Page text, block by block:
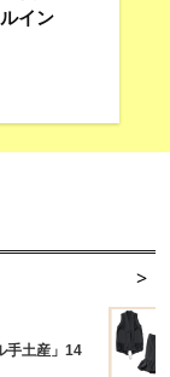
イン
手土産」14